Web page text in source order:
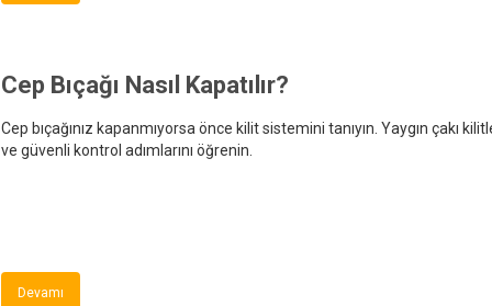
Cep Bıçağı Nasıl Kapatılır?
Cep bıçağınız kapanmıyorsa önce kilit sistemini tanıyın. Yaygın çakı
ve güvenli kontrol adımlarını öğrenin.
Devamı